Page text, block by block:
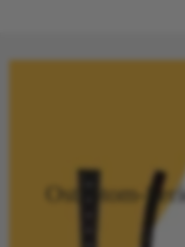
Ostcotom-